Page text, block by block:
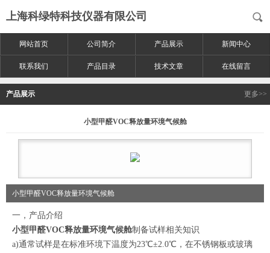
上海科绿特科技仪器有限公司
网站首页 公司简介 产品展示 新闻中心
联系我们 产品目录 技术文章 在线留言
产品展示 更多>>
小型甲醛VOC释放量环境气候舱
小型甲醛VOC释放量环境气候舱
一，产品介绍
小型甲醛VOC释放量环境气候舱制备试样相关知识
a)通常试样是在标准环境下温度为23℃±2.0℃，在不锈钢板或玻璃